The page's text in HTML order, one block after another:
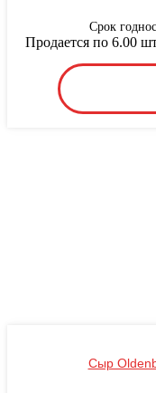
Срок
Продается по 6.00
Сыр